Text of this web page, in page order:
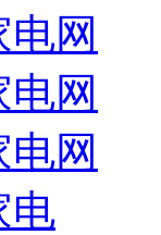
网
网
网
电